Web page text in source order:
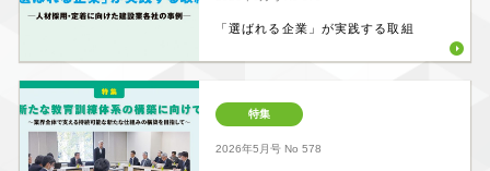
「選ばれる企業」が実践する取組
特集
2026年5月号No 578